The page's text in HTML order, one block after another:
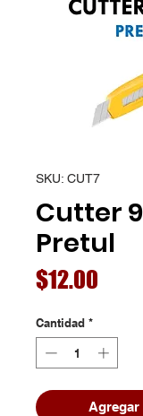
SKU: CUT7
Cutter
Pretul
$12.00
Cantidad *
Agregar